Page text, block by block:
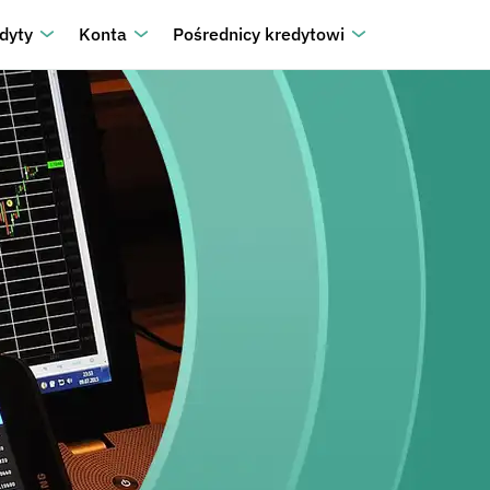
Konta Pośrednicy kredytowi